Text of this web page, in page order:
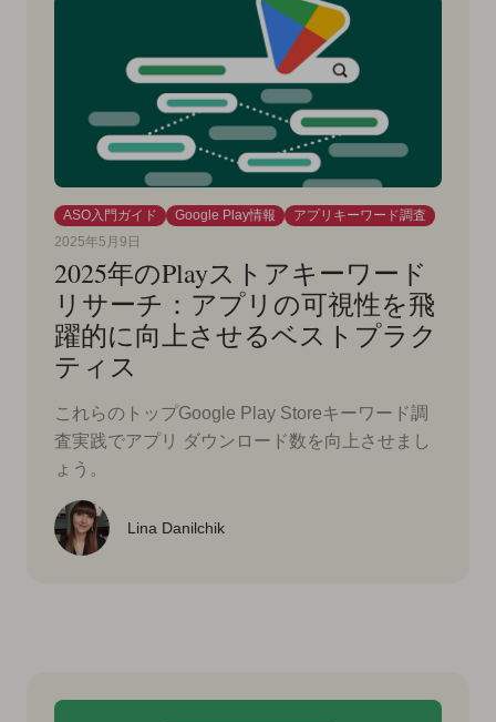
ASO入門ガイド Google Play情報
アプリキーワード調査
2025年5月9日
2025年のPlayストアキーワード
リサーチ：アプリの可視性を飛
躍的に向上させるベストプラク
ティス
これらのトップGoogle Play Storeキーワード調
査実践でアプリ ダウンロード数を向上させまし
ょう。
Lina Danilchik